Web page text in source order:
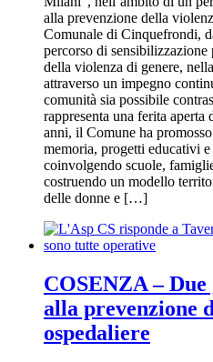
alla prevenzione della
Comunale di Cinquefrondi,
percorso di
della violenza di genere,
attraverso un impegno
comunità sia possibile
rappresenta una ferita aperta
anni, il Comune ha
memoria, progetti educativi
coinvolgendo scuole,
costruendo un modello
delle donne e […]
COSENZA –
alla prevenzione
ospedaliere